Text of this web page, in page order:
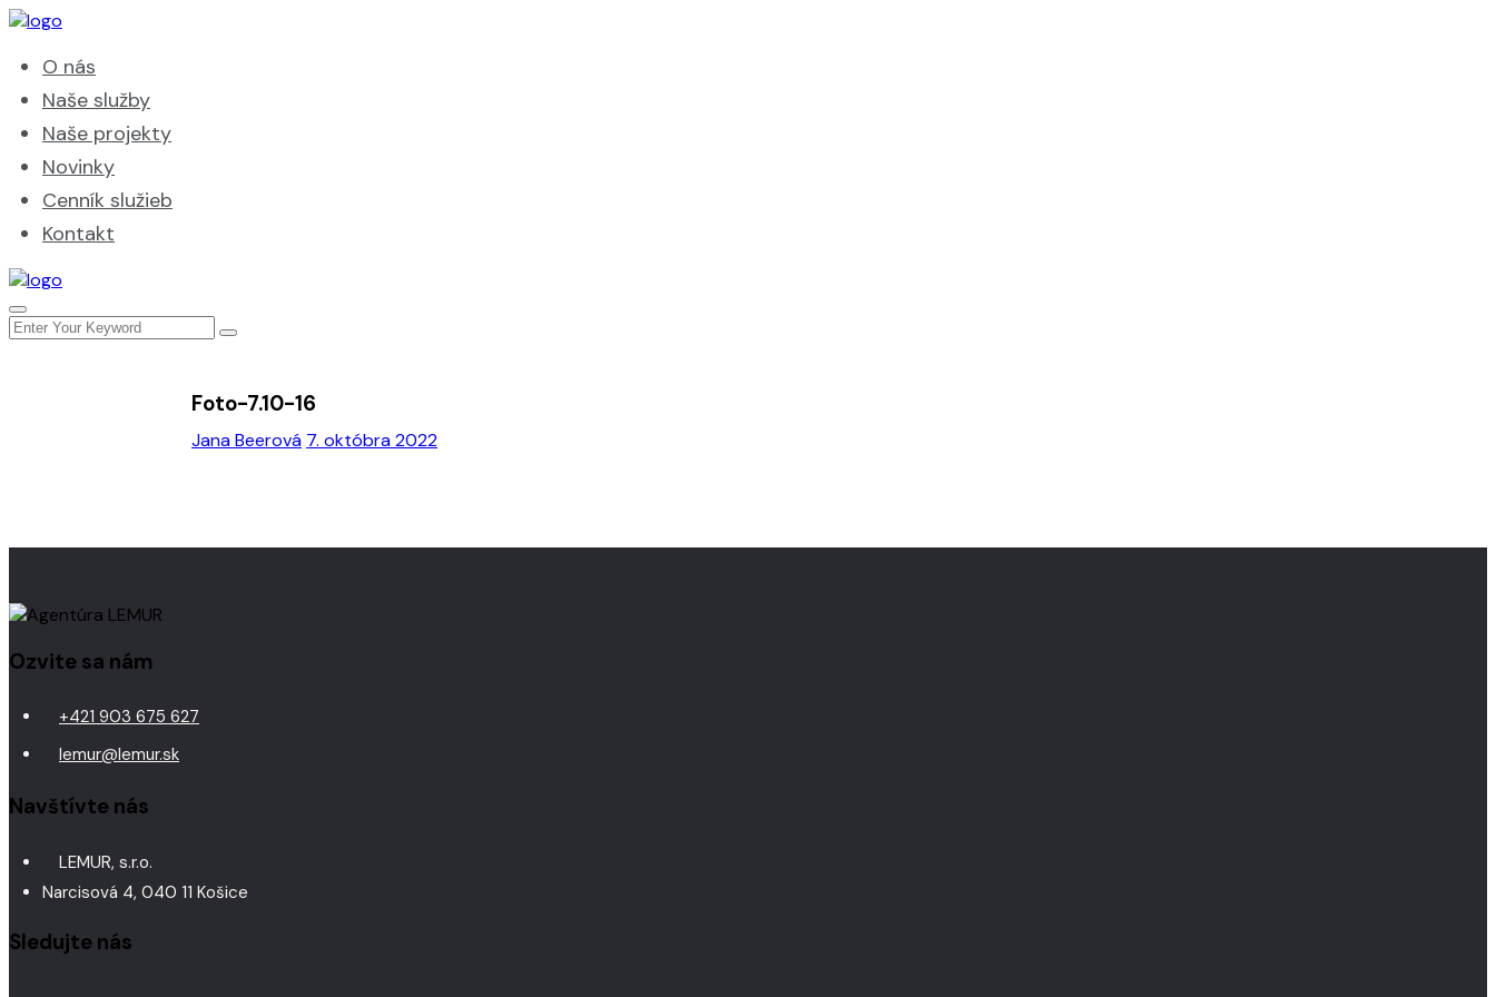
O nás
Naše služby
Naše projekty
Novinky
Cenník služieb
Kontakt
Jana Beerová 7. októbra 2022
Foto-7.10-16
Ozvite sa nám
+421 903 675 627
lemur@lemur.sk
Navštívte nás
LEMUR, s.r.o.
Narcisová 4, 040 11 Košice
Sledujte nás